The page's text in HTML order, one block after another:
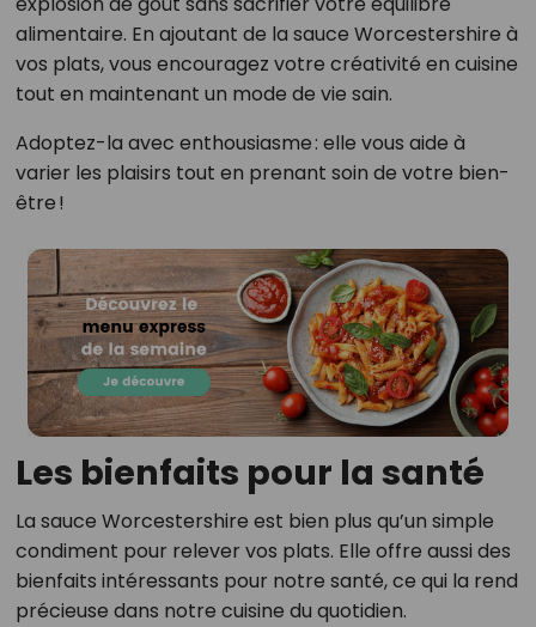
alimentaire. En ajoutant de la sauce Worcestershire à
vos plats, vous encouragez votre créativité en cuisine
tout en maintenant un mode de vie sain.
Adoptez-la avec enthousiasme : elle vous aide à
varier les plaisirs tout en prenant soin de votre bien-
être !
Les bienfaits pour la santé
La sauce Worcestershire est bien plus qu’un simple
condiment pour relever vos plats. Elle offre aussi des
bienfaits intéressants pour notre santé, ce qui la rend
précieuse dans notre cuisine du quotidien.